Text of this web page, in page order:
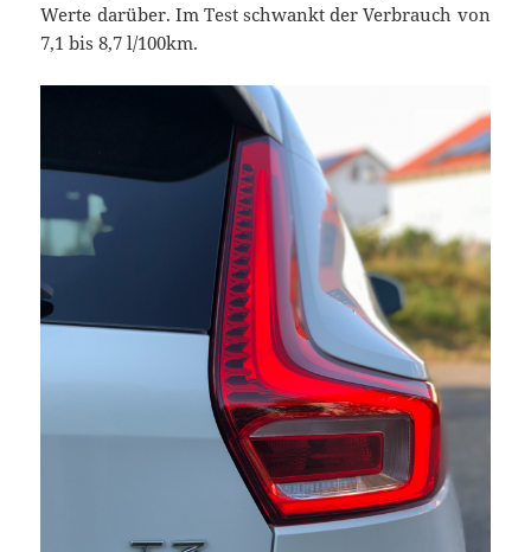
Werte darüber. Im Test schwankt der Verbrauch von
7,1 bis 8,7 l/100km.